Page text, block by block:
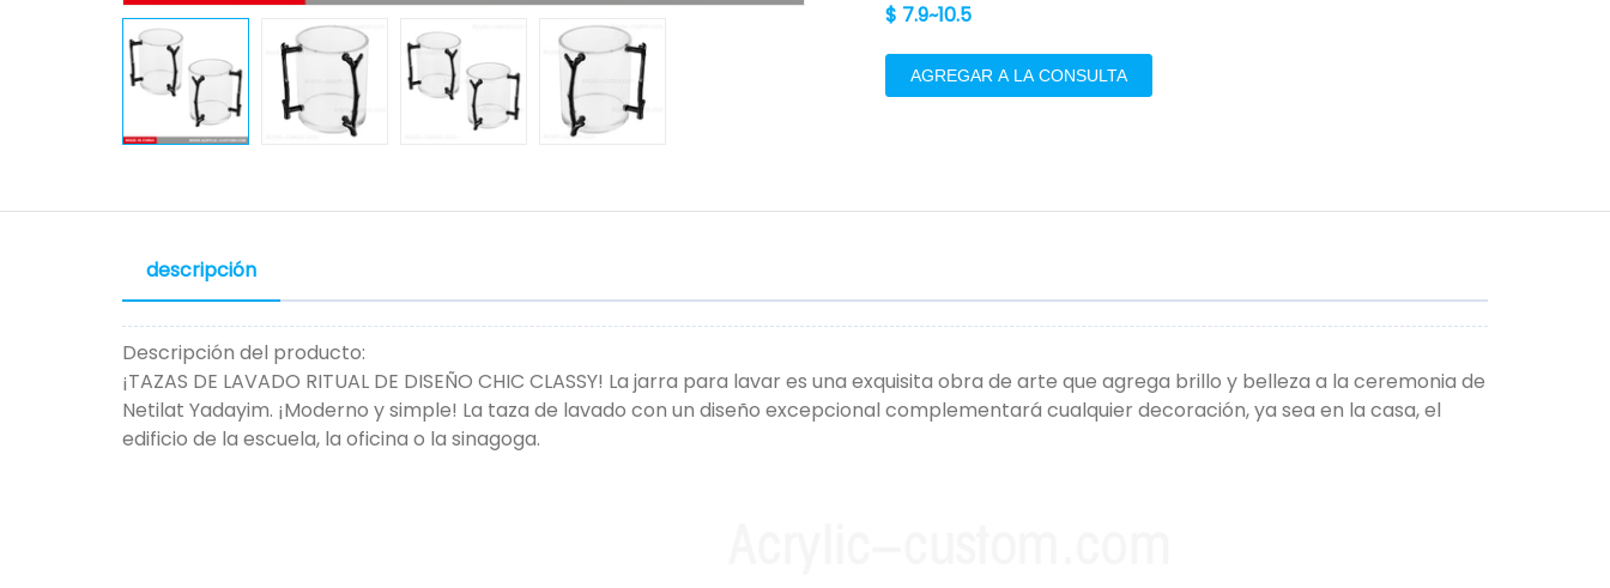
$ 7.9~10.5
AGREGAR A LA CONSULTA
descripción
Descripción del producto:
¡TAZAS DE LAVADO RITUAL DE DISEÑO CHIC CLASSY! La jarra para lavar es una exquisita obra de arte que agrega brillo y belleza a la ceremonia de
Netilat Yadayim. ¡Moderno y simple! La taza de lavado con un diseño excepcional complementará cualquier decoración, ya sea en la casa, el
edificio de la escuela, la oficina o la sinagoga.